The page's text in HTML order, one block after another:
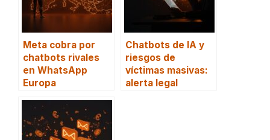
Meta cobra por
chatbots rivales
en WhatsApp
Europa
Chatbots de IA y
riesgos de
víctimas masivas:
alerta legal